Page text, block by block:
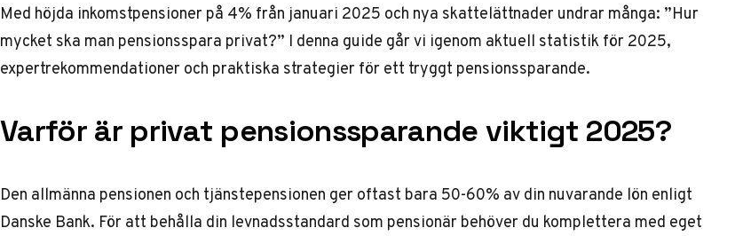
Med höjda inkomstpensioner på 4% från januari 2025 och nya skattelättnader undrar många: ”Hur
mycket ska man pensionsspara privat?” I denna guide går vi igenom aktuell statistik för 2025,
expertrekommendationer och praktiska strategier för ett tryggt pensionssparande.
Varför är privat pensionssparande viktigt 2025?
Den allmänna pensionen och tjänstepensionen ger oftast bara 50-60% av din nuvarande lön enligt
Danske Bank. För att behålla din levnadsstandard som pensionär behöver du komplettera med eget